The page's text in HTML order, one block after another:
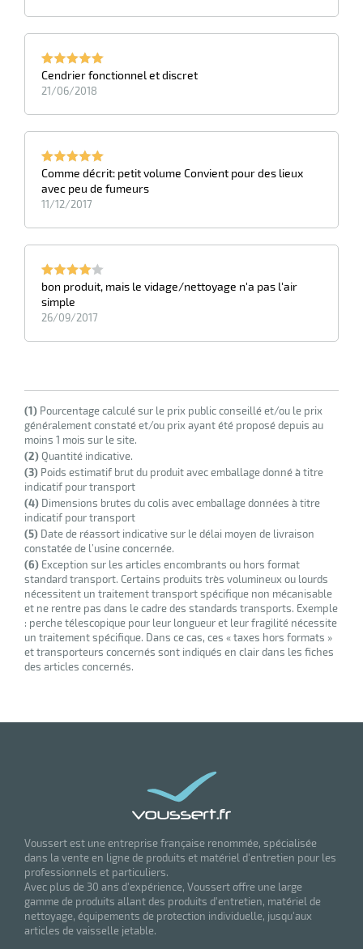
Cendrier fonctionnel et discret
21/06/2018
Comme décrit: petit volume Convient pour des lieux
avec peu de fumeurs
11/12/2017
bon produit, mais le vidage/nettoyage n'a pas l'air
simple
26/09/2017
(1) Pourcentage calculé sur le prix public conseillé et/ou le prix
généralement constaté et/ou prix ayant été proposé depuis au
moins 1 mois sur le site.
(2)Quantité indicative.
(3) Poids estimatif brut du produit avec emballage donné à titre
indicatif pour transport
(4) Dimensions brutes du colis avec emballage données à titre
indicatif pour transport
(5) Date de réassort indicative sur le délai moyen de livraison
constatée de l’usine concernée.
(6) Exception sur les articles encombrants ou hors format
standard transport. Certains produits très volumineux ou lourds
nécessitent un traitement transport spécifique non mécanisable
et ne rentre pas dans le cadre des standards transports. Exemple
: perche télescopique pour leur longueur et leur fragilité nécessite
un traitement spécifique. Dans ce cas, ces « taxes hors formats »
et transporteurs concernés sont indiqués en clair dans les fiches
des articles concernés.
Voussert est une entreprise française renommée, spécialisée
dans la vente en ligne de produits et matériel d'entretien pour les
professionnels et particuliers.
Avec plus de 30 ans d'expérience, Voussert offre une large
gamme de produits allant des produits d'entretien, matériel de
nettoyage, équipements de protection individuelle, jusqu'aux
articles de vaisselle jetable.